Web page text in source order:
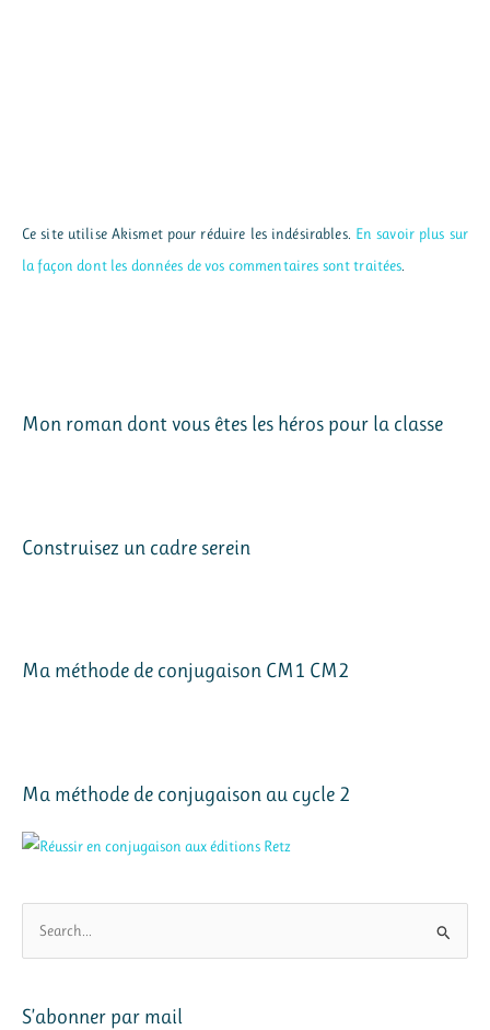
Ce site utilise Akismet pour réduire les indésirables. En savoir plus sur
la façon dont les données de vos commentaires sont traitées.
Mon roman dont vous êtes les héros pour la classe
Construisez un cadre serein
Ma méthode de conjugaison CM1 CM2
Ma méthode de conjugaison au cycle 2
h
S’abonner par mail